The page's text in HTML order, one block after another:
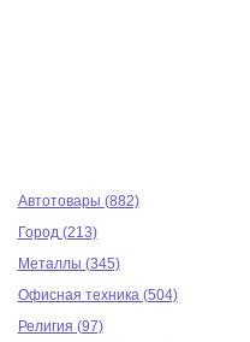
Автотовары (882)
Город (213)
Металлы (345)
Офисная техника (504)
Религия (97)